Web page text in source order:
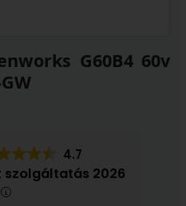
G60B4 60v
4.7
2026